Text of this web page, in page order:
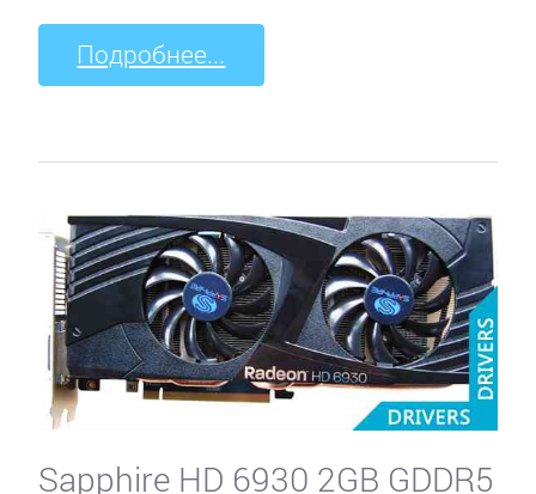
Подробнее...
Sapphire HD 6930 2GB GDDR5